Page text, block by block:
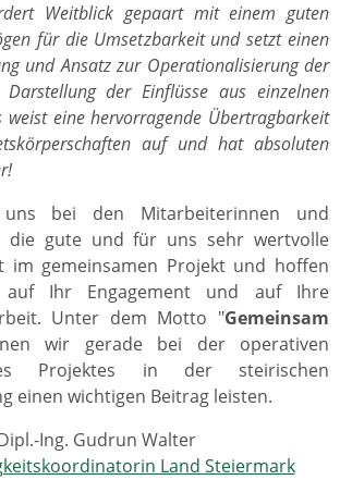
Weitblick gepaart mit einem guten
für die Umsetzbarkeit und setzt einen
und Ansatz zur Operationalisierung der
der Einflüsse aus einzelnen
weist eine hervorragende Übertragbarkeit
auf und hat absoluten
bei den Mitarbeiterinnen und
die gute und für uns sehr wertvolle
im gemeinsamen Projekt und hoffen
auf Ihr Engagement und auf Ihre
Unter dem Motto "Gemeinsam
wir gerade bei der operativen
Projektes in der steirischen
einen wichtigen Beitrag leisten.
Ing. Gudrun Walter
Land Steiermark